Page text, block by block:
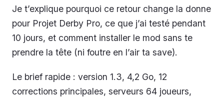
Je t’explique pourquoi ce retour change la donne
pour Projet Derby Pro, ce que j’ai testé pendant
10 jours, et comment installer le mod sans te
prendre la tête (ni foutre en l’air ta save).
Le brief rapide : version 1.3, 4,2 Go, 12
corrections principales, serveurs 64 joueurs,